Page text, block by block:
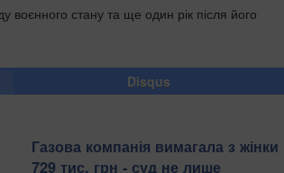
воєнного стану та ще один рік після його
Disqus
Газова компанія вимагала з жінки
729 тис. грн - суд не лише